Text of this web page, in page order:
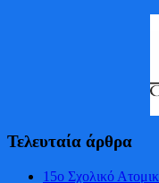
Τελευταία άρθρα
15ο Σχολικό